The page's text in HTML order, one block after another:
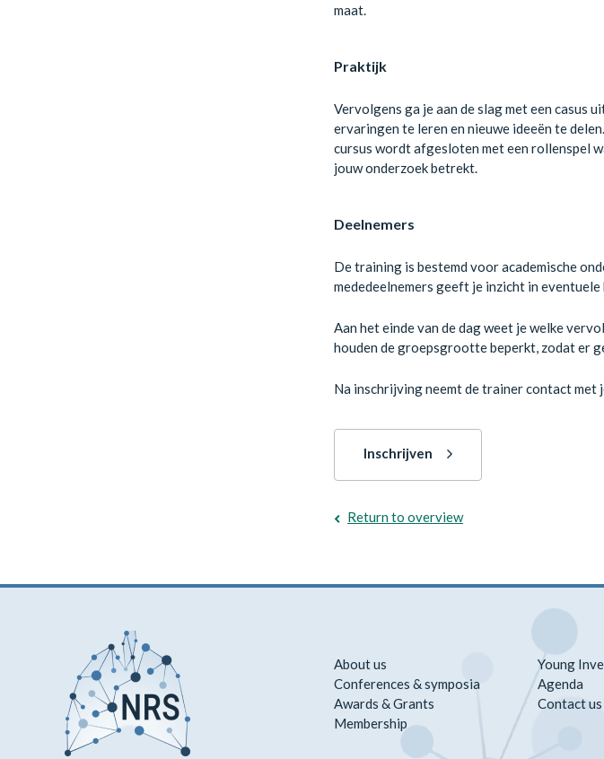
maat.
Praktijk
Vervolgens ga je aan de slag met een casus
ervaringen te leren en nieuwe ideeën te
cursus wordt afgesloten met een rollenspel
jouw onderzoek betrekt.
Deelnemers
De training is bestemd voor academische
mededeelnemers geeft je inzicht in
Aan het einde van de dag weet je welke
houden de groepsgrootte beperkt, zodat er
Na inschrijving neemt de trainer contact met
Inschrijven
Return to overview
About us
Conferences & symposia
Awards & Grants
Membership
Young
Agenda
Contact us